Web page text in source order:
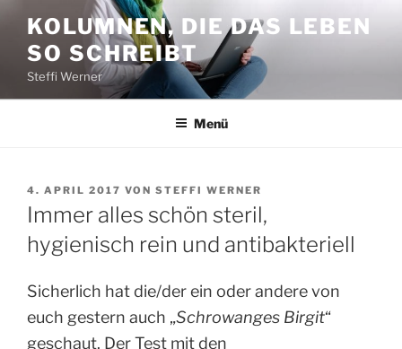
Inhalt
springen
KOLUMNEN, DIE DAS LEBEN
SO SCHREIBT
Steffi Werner
Menü
VERÖFFENTLICHT
AM
4. APRIL 2017 VON STEFFI WERNER
Immer alles schön steril,
hygienisch rein und antibakteriell
Sicherlich hat die/der ein oder andere von
euch gestern auch „Schrowanges Birgit“
geschaut. Der Test mit den